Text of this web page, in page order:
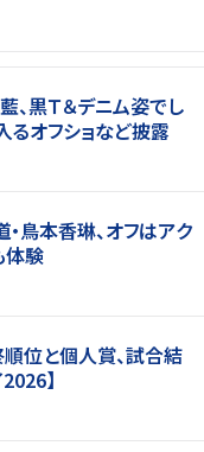
、黒Ｔ＆デニム姿でし
るオフショなど披露
・鳥本香琳、オフはアク
体験
位と個人賞、試合結
】